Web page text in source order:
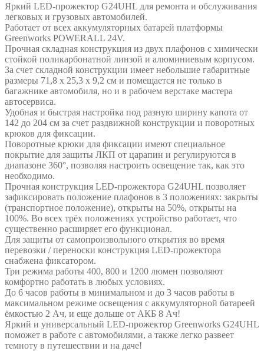
Яркий LED-прожектор G24UHL для ремонта и обслуживания
легковых и грузовых автомобилей.
Работает от всех аккумуляторных батарей платформы
Greenworks POWERALL 24V.
Прочная складная конструкция из двух плафонов с химически
стойкой поликарбонатной линзой и алюминиевым корпусом.
За счет складной конструкции имеет небольшие габаритные
размеры 71,8 x 25,3 x 9,2 см и помещается не только в
багажнике автомобиля, но и в рабочем верстаке мастера
автосервиса.
Удобная и быстрая настройка под разную ширину капота от
142 до 204 см за счет раздвижной конструкции и поворотных
крюков для фиксации.
Поворотные крюки для фиксации имеют специальное
покрытие для защиты ЛКП от царапин и регулируются в
диапазоне 360°, позволяя настроить освещение так, как это
необходимо.
Прочная конструкция LED-прожектора G24UHL позволяет
зафиксировать положение плафонов в 3 положениях: закрыты
(транспортное положение), открыты на 50%, открыты на
100%. Во всех трёх положениях устройство работает, что
существенно расширяет его функционал.
Для защиты от самопроизвольного открытия во время
перевозки / переноски конструкция LED-прожектора
снабжена фиксатором.
Три режима работы 400, 800 и 1200 люмен позволяют
комфортно работать в любых условиях.
До 6 часов работы в минимальном и до 3 часов работы в
максимальном режиме освещения с аккумуляторной батареей
ёмкостью 2 Ач, и еще дольше от АКБ 8 Ач!
Яркий и универсальный LED-прожектор Greenworks G24UHL
поможет в работе с автомобилями, а также легко развеет
темноту в путешествии и на даче!